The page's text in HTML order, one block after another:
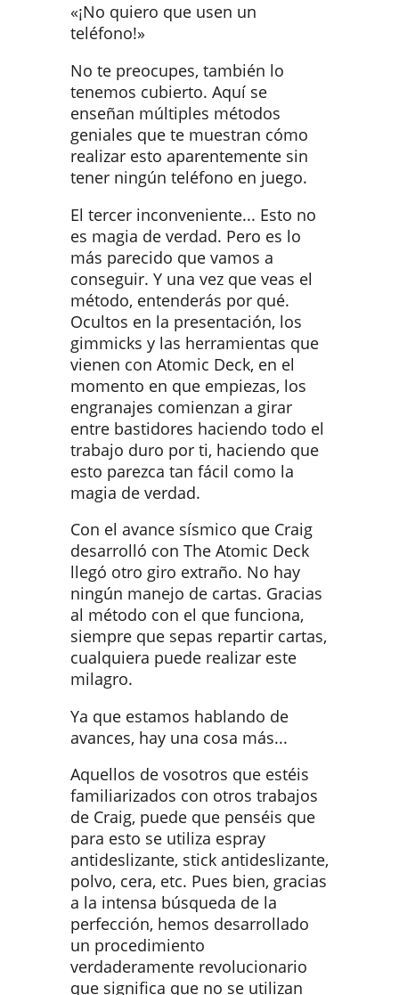
«¡No quiero que usen un
teléfono!»
No te preocupes, también lo
tenemos cubierto. Aquí se
enseñan múltiples métodos
geniales que te muestran cómo
realizar esto aparentemente sin
tener ningún teléfono en juego.
El tercer inconveniente... Esto no
es magia de verdad. Pero es lo
más parecido que vamos a
conseguir. Y una vez que veas el
método, entenderás por qué.
Ocultos en la presentación, los
gimmicks y las herramientas que
vienen con Atomic Deck, en el
momento en que empiezas, los
engranajes comienzan a girar
entre bastidores haciendo todo el
trabajo duro por ti, haciendo que
esto parezca tan fácil como la
magia de verdad.
Con el avance sísmico que Craig
desarrolló con The Atomic Deck
llegó otro giro extraño. No hay
ningún manejo de cartas. Gracias
al método con el que funciona,
siempre que sepas repartir cartas,
cualquiera puede realizar este
milagro.
Ya que estamos hablando de
avances, hay una cosa más...
Aquellos de vosotros que estéis
familiarizados con otros trabajos
de Craig, puede que penséis que
para esto se utiliza espray
antideslizante, stick antideslizante,
polvo, cera, etc. Pues bien, gracias
a la intensa búsqueda de la
perfección, hemos desarrollado
un procedimiento
verdaderamente revolucionario
que significa que no se utilizan